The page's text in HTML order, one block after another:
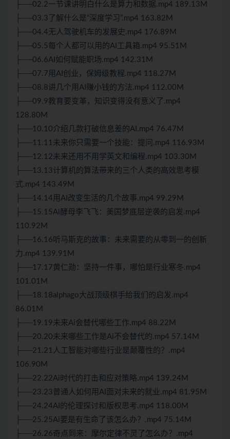
├──02.2一节课讲明白什么是算力和数据.mp4 189.13M
├──03.3了解什么是“深度学习”.mp4 163.82M
├──04.4无人驾驶机车的发展史.mp4 176.89M
├──05.5每个人都可以用的AI工具箱.mp4 95.51M
├──06.6AI如何赋能职场.mp4 142.31M
├──07.7用AI创业，保姆级教程.mp4 118.27M
├──08.8讲几个用AI赚小钱的方法.mp4 112.00M
├──09.9教育要变革，知识变得没有意义了.mp4
128.80M
├──10.10介绍几款打破信息差的AI.mp4 76.47M
├──11.11未来你只需要一个技能：提问.mp4 116.93M
├──12.12未来还用不用学英文和编程.mp4 103.30M
├──13.13计算机的算法带来的三个人类的高效思考模
式.mp4 143.49M
├──14.14用AI改变生活的几个故事.mp4 99.29M
├──15.15Ai酵母李飞飞：美国梦底层逆袭的启发.mp4
110.92M
├──16.16听马斯克的故事：未来需要的从零到一的创新
力.mp4 139.91M
├──17.17黄仁勋：坚持一件事，哪怕是行业寒冬.mp4
101.01M
├──18.18alphago大战顶级棋手给我们的启发.mp4
86.01M
├──19.19未来Ai会替代哪些工作.mp4 88.22M
├──20.20未来哪些工作是Ai不会替代的.mp4 57.14M
├──21.21人工智能对哪些行业是颠覆性的？.mp4
106.90M
├──22.22Ai时代的打击和应对策略.mp4 139.24M
├──23.23普通人如何用AI面对未来的就业.mp4 81.95M
├──24.24AI的伦理探讨和版权思考.mp4 118.00M
├──25.25Ai要是有生命了该怎么办？.mp4 75.14M
├──26.26奇点到来：摩尔定律不灵了怎么办？.mp4